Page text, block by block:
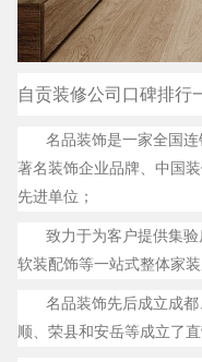
自贡装修公司口碑排行
名品装饰是一家全国
著名装饰企业品牌、中国
先进单位；
致力于为客户提供集
软装配饰等一站式整体家装
名品装饰先后成立成
顺、荣县和安岳等成立了